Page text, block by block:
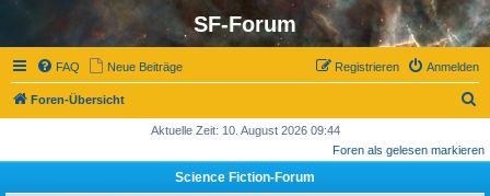
SF-Forum
FAQ Neue Beiträge Anmelden
Registrieren
Foren-Übersicht
c
Aktuelle Zeit: 10. August 2026 09:44
Foren als gelesen markieren
Science Fiction-Forum